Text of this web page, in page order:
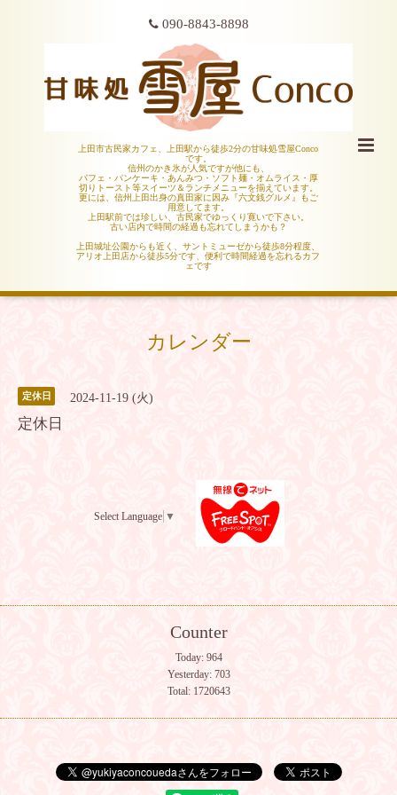
090-8843-8898
上田市古民家カフェ、上田駅から徒歩2分の甘味処雪屋Conco
です。
信州のかき氷が人気ですが他にも、
パフェ・パンケーキ・あんみつ・ソフト麺・オムライス・厚
切りトースト等スイーツ＆ランチメニューを揃えています。
更には、信州上田出身の真田家に因み『六文銭グルメ』もご
用意してます。
上田駅前では珍しい、古民家でゆっくり寛いで下さい。
古い店内で時間の経過も忘れてしまうかも？
上田城址公園からも近く、サントミューゼから徒歩8分程度、
アリオ上田店から徒歩5分です、便利で時間経過を忘れるカフ
ェです
カレンダー
定休日 2024-11-19 (火)
定休日
Select Language ▼
Counter
Today: 964
Yesterday: 703
Total: 1720643